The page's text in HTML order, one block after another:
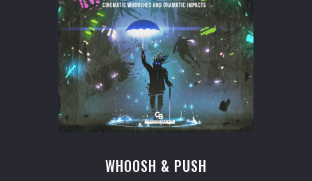
WHOOSH & PUSH